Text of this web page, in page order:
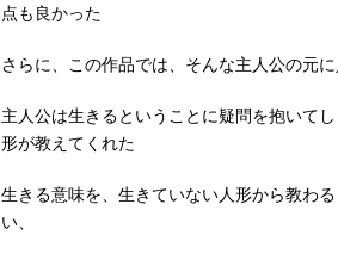
点も良かった
さらに、この作品では、そんな主人公の元
主人公は生きるということに疑問を抱いて
形が教えてくれた
生きる意味を、生きていない人形から教わ
い、